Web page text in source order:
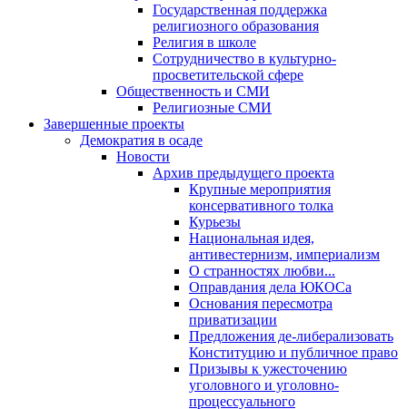
Государственная поддержка
религиозного образования
Религия в школе
Сотрудничество в культурно-
просветительской сфере
Общественность и СМИ
Религиозные СМИ
Завершенные проекты
Демократия в осаде
Новости
Архив предыдущего проекта
Крупные мероприятия
консервативного толка
Курьезы
Национальная идея,
антивестернизм, империализм
О странностях любви...
Оправдания дела ЮКОСа
Основания пересмотра
приватизации
Предложения де-либерализовать
Конституцию и публичное право
Призывы к ужесточению
уголовного и уголовно-
процессуального